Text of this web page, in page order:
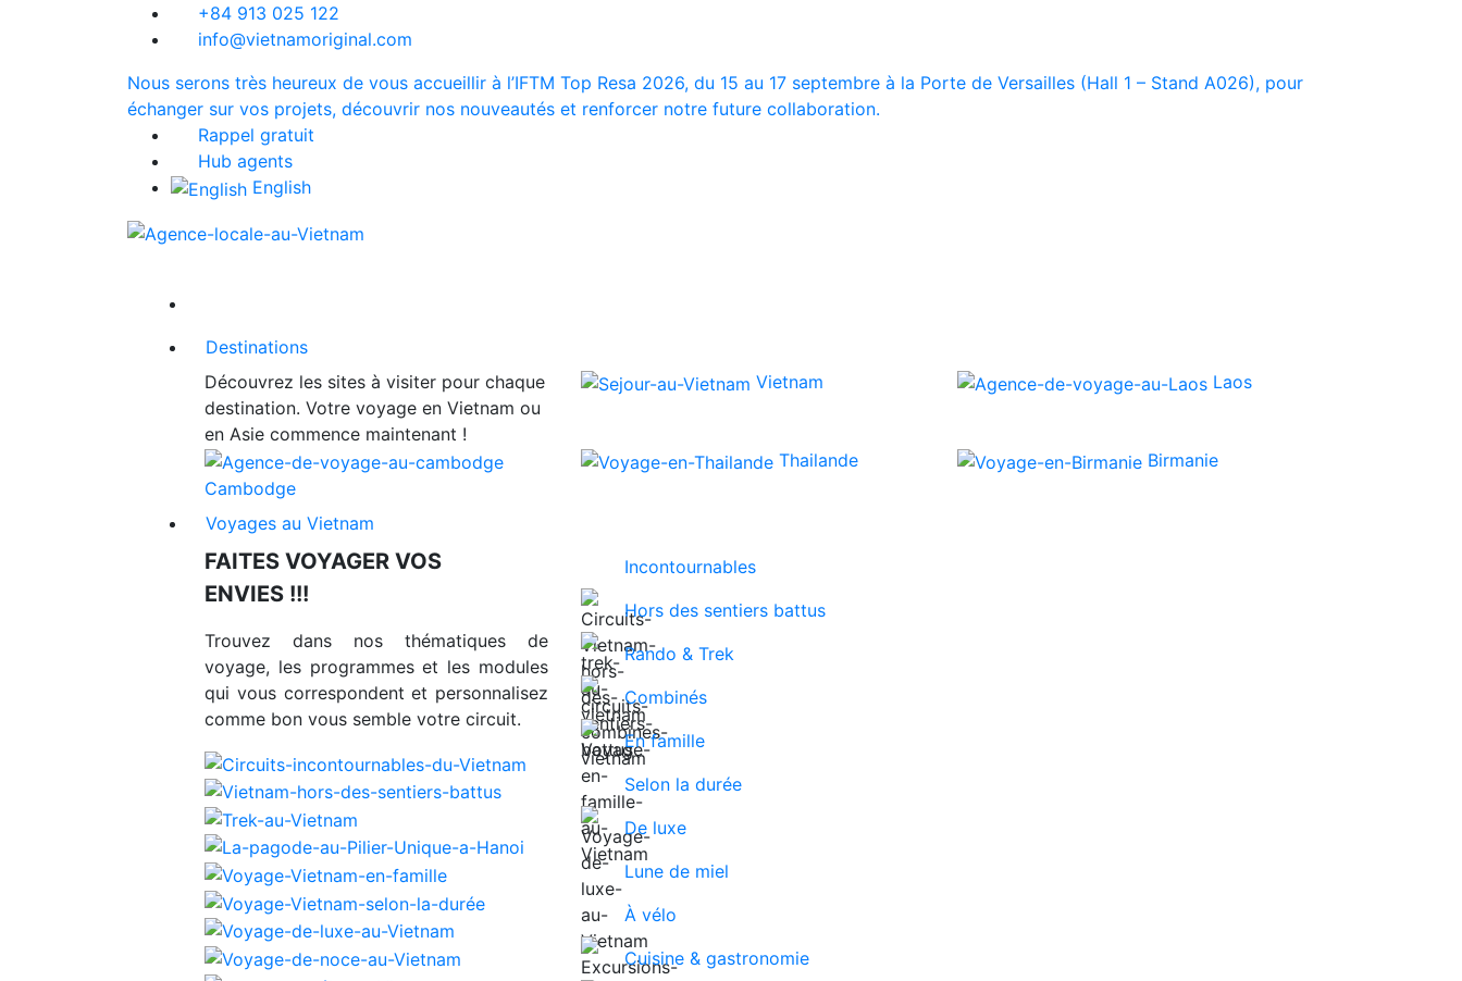
+84 913 025 122
info@vietnamoriginal.com
Nous serons très heureux de vous accueillir à l’IFTM Top Resa 2026, du 15 au 17 septembre à la Porte de Versailles (Hall 1 – Stand A026), pour
échanger sur vos projets, découvrir nos nouveautés et renforcer notre future collaboration.
Rappel gratuit
Hub agents
English
Destinations
Découvrez les sites à visiter pour chaque
destination. Votre voyage en Vietnam ou
en Asie commence maintenant !
Vietnam Laos
Cambodge
Thailande Birmanie
Voyages au Vietnam
FAITES VOYAGER VOS
ENVIES !!!
Trouvez dans nos thématiques de
voyage, les programmes et les modules
qui vous correspondent et personnalisez
comme bon vous semble votre circuit.
Incontournables
Hors des sentiers battus
Rando & Trek
Combinés
En famille
Selon la durée
De luxe
Lune de miel
À vélo
Cuisine & gastronomie